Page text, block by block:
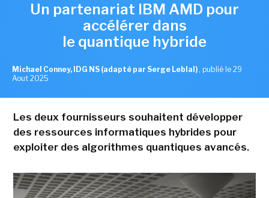
Un partenariat IBM AMD pour
accélérer dans
le quantique hybride
Michael Conney, IDG NS (adapté par Serge Leblal) , publié le 29
Aout 2025
Les deux fournisseurs souhaitent développer
des ressources informatiques hybrides pour
exploiter des algorithmes quantiques avancés.